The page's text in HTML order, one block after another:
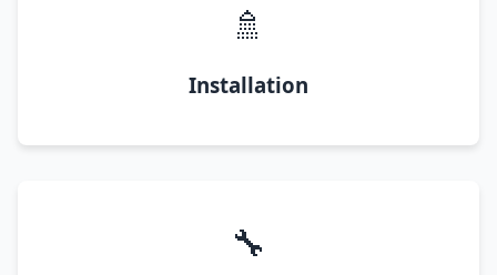
🚿
Installation
🔧